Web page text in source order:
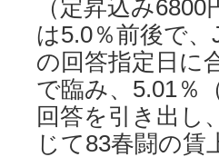
（定昇込み
は5.0％前後で
の回答指定日に
で臨み、5.01％
回答を引き出し
じて83春闘の賃